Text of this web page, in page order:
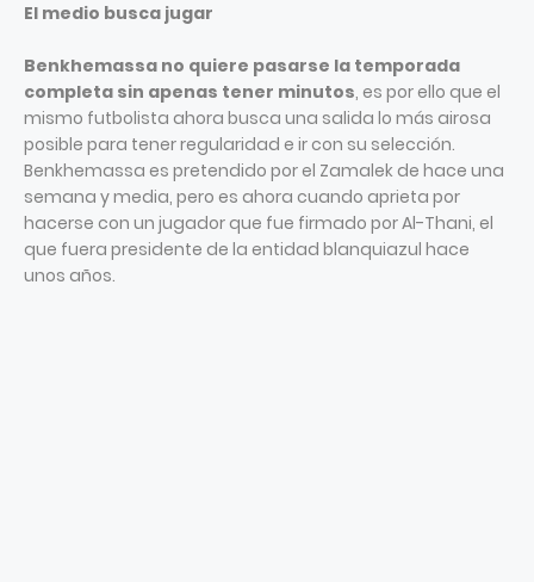
El medio busca jugar
Benkhemassa no quiere pasarse la temporada
completa sin apenas tener minutos, es por ello que el
mismo futbolista ahora busca una salida lo más airosa
posible para tener regularidad e ir con su selección.
Benkhemassa es pretendido por el Zamalek de hace una
semana y media, pero es ahora cuando aprieta por
hacerse con un jugador que fue firmado por Al-Thani, el
que fuera presidente de la entidad blanquiazul hace
unos años.